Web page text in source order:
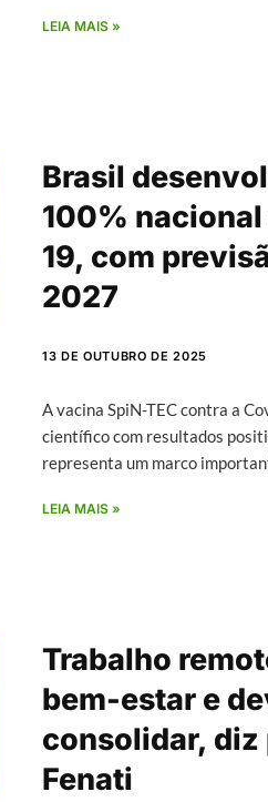
LEIA MAIS »
Brasil
100%
19, com
2027
13 DE OUTUBRO DE 2025
A vacina SpiN-TEC contra a
científico com resultados
representa um marco
LEIA MAIS »
Trabalho
bem-estar e
consolidar, diz
Fenati